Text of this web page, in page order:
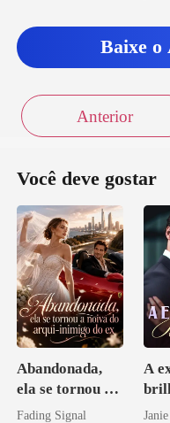
Baixe o
Anterior
Você deve gostar
Abandonada,
ela se tornou a
noiva do arqui-
Fading Signal
A
Janie